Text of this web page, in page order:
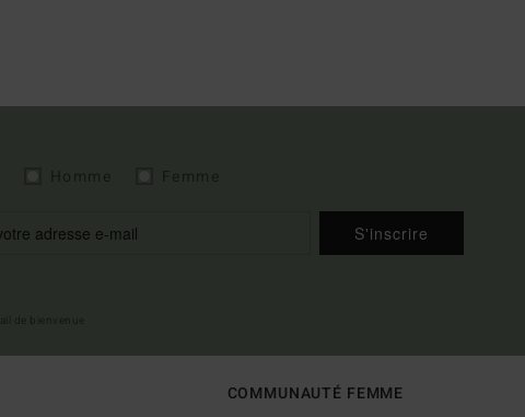
S'inscrire
COMMUNAUTÉ FEMME